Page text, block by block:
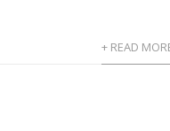
+ READ